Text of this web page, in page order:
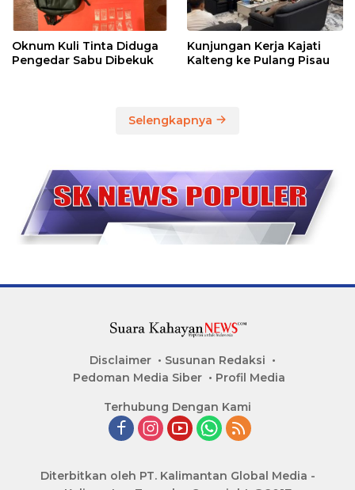
Oknum Kuli Tinta Diduga
Pengedar Sabu Dibekuk
Kunjungan Kerja Kajati
Kalteng ke Pulang Pisau
Selengkapnya
Disclaimer
Susunan Redaksi
Pedoman Media Siber
Profil Media
Terhubung Dengan Kami
Diterbitkan oleh PT. Kalimantan Global Media -